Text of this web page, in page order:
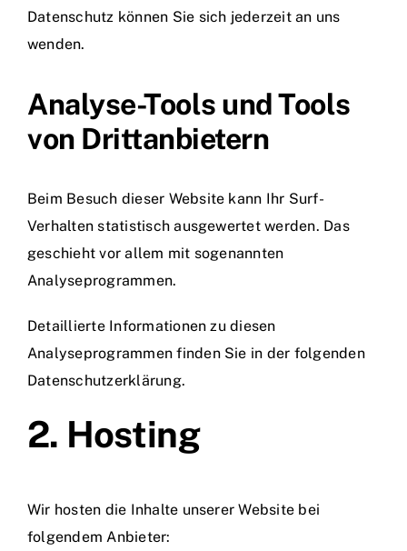
Datenschutz können Sie sich jederzeit an uns
wenden.
Analyse-Tools und Tools
von Dritt­anbietern
Beim Besuch dieser Website kann Ihr Surf-
Verhalten statistisch ausgewertet werden. Das
geschieht vor allem mit sogenannten
Analyseprogrammen.
Detaillierte Informationen zu diesen
Analyseprogrammen finden Sie in der folgenden
Datenschutzerklärung.
2. Hosting
Wir hosten die Inhalte unserer Website bei
folgendem Anbieter: